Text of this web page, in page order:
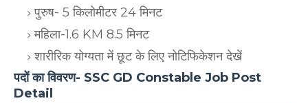
पुरुष- 5 किलोमीटर 24 मिनट
महिला-1.6 KM 8.5 मिनट
शारीरिक योग्यता में छूट के लिए नोटिफिकेशन देखें
पदों का विवरण- SSC GD Constable Job Post
Detail